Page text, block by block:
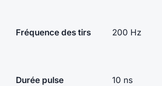
Fréquence des tirs 200 Hz
Durée pulse 10 ns